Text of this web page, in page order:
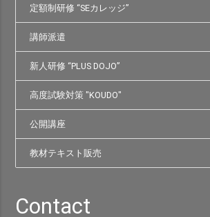
定額制研修 “SEカレッジ”
講師派遣
新人研修 “PLUS DOJO”
高度試験対策 "KOUDO"
公開講座
教材テキスト販売
Contact